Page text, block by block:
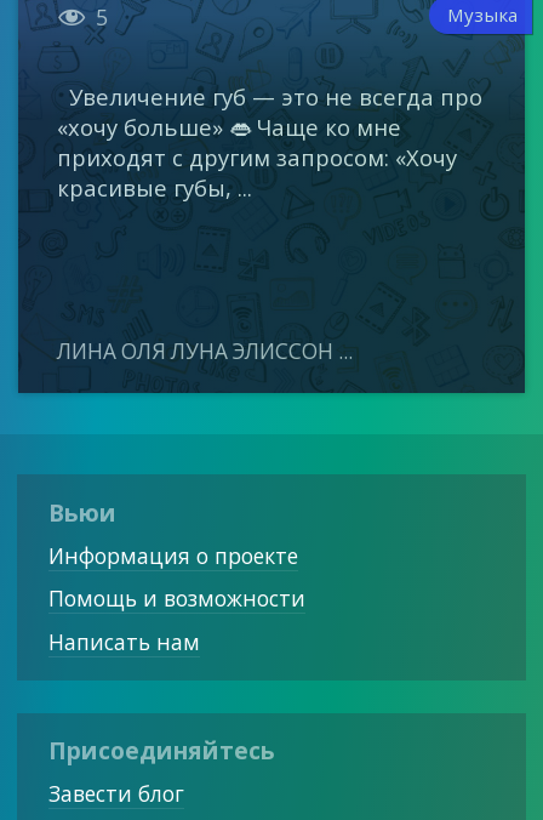
 5 Музыка
Увеличение губ — это не всегда про
«хочу больше» 👄 Чаще ко мне
приходят с другим запросом: «Хочу
красивые губы, ...
ЛИНА ОЛЯ ЛУНА ЭЛИССОН ...
Вьюи
Информация о проекте
Помощь и возможности
Написать нам
Присоединяйтесь
Завести блог